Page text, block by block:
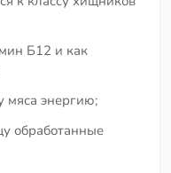
Б12 и как
мяса энергию;
обработанные